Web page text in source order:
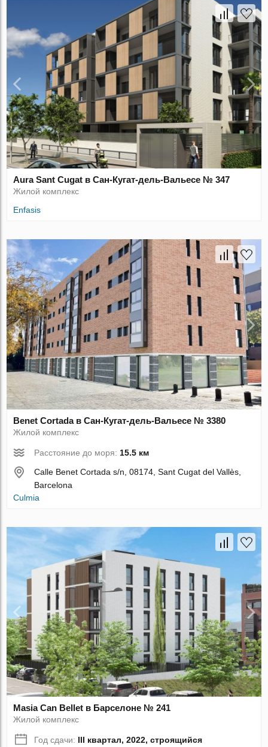
Aura Sant Cugat в Сан-Кугат-дель-Вальесе № 347
Жилой комплекс
Enfasis
Benet Cortada в Сан-Кугат-дель-Вальесе № 3380
Жилой комплекс
Расстояние до моря: 15.5 км
Calle Benet Cortada s/n, 08174, Sant Cugat del Vallès,
Barcelona
Culmia
Masia Can Bellet в Барселоне № 241
Жилой комплекс
Год сдачи: III квартал, 2022, строящийся